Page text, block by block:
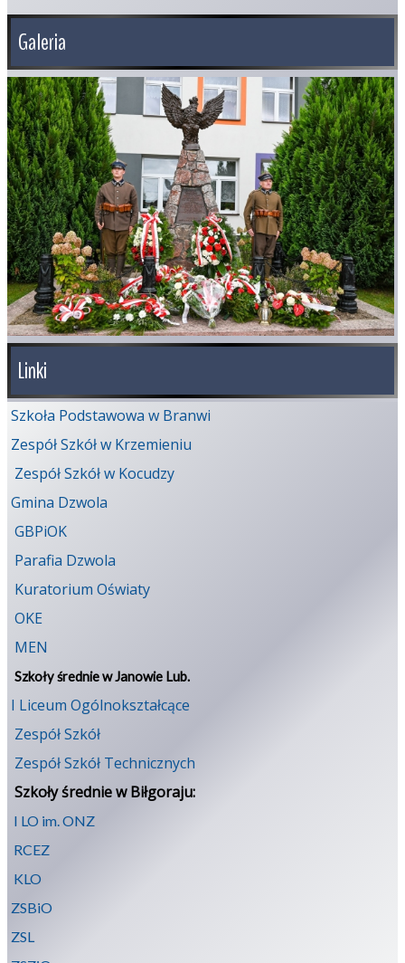
Galeria
Linki
Szkoła Podstawowa w Branwi
Zespół Szkół w Krzemieniu
Zespół Szkół w Kocudzy
Gmina Dzwola
GBPiOK
Parafia Dzwola
Kuratorium Oświaty
OKE
MEN
Szkoły średnie w Janowie Lub.
I Liceum Ogólnokształcące
Zespół Szkół
Zespół Szkół Technicznych
Szkoły średnie w Biłgoraju:
I LO im. ONZ
RCEZ
KLO
ZSBiO
ZSL